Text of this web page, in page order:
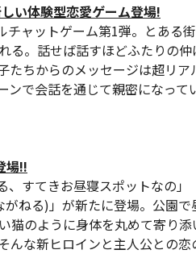
い体験型恋愛ゲーム登場!
チャットゲーム第1弾。とある
る。話せば話すほどふたりの仲
たちからのメッセージは超リア
で会話を通じて親密になって
場!!
、すてきお昼寝スポットなの」
ねる)」が新たに登場。公園で
猫のように身体を丸めて寄り添
んな新ヒロインと主人公との恋